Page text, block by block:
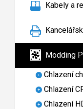
Kabely a
Modding
Chlazení
Chlazení
Chlazení